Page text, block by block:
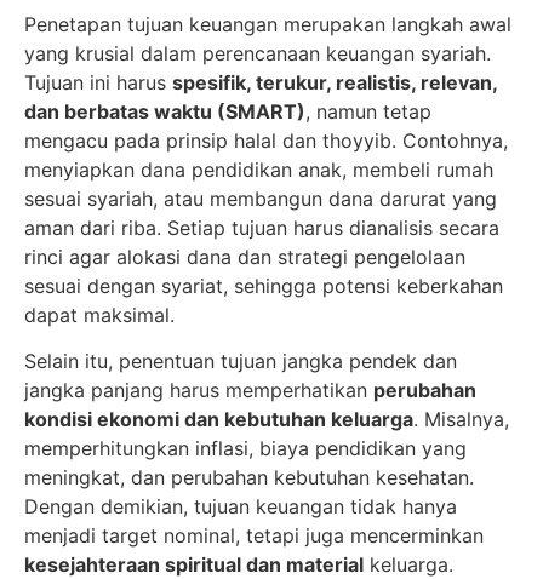
Penetapan tujuan keuangan merupakan langkah awal
yang krusial dalam perencanaan keuangan syariah.
Tujuan ini harus spesifik, terukur, realistis, relevan,
dan berbatas waktu (SMART), namun tetap
mengacu pada prinsip halal dan thoyyib. Contohnya,
menyiapkan dana pendidikan anak, membeli rumah
sesuai syariah, atau membangun dana darurat yang
aman dari riba. Setiap tujuan harus dianalisis secara
rinci agar alokasi dana dan strategi pengelolaan
sesuai dengan syariat, sehingga potensi keberkahan
dapat maksimal.
Selain itu, penentuan tujuan jangka pendek dan
jangka panjang harus memperhatikan perubahan
kondisi ekonomi dan kebutuhan keluarga. Misalnya,
memperhitungkan inflasi, biaya pendidikan yang
meningkat, dan perubahan kebutuhan kesehatan.
Dengan demikian, tujuan keuangan tidak hanya
menjadi target nominal, tetapi juga mencerminkan
kesejahteraan spiritual dan material keluarga.